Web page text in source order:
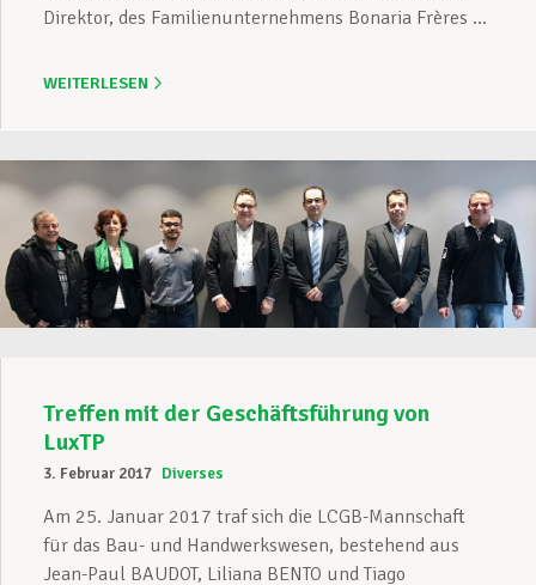
Direktor, des Familienunternehmens Bonaria Frères ...
WEITERLESEN
Treffen mit der Geschäftsführung von
LuxTP
3. Februar 2017 Diverses
Am 25. Januar 2017 traf sich die LCGB-Mannschaft
für das Bau- und Handwerkswesen, bestehend aus
Jean-Paul BAUDOT, Liliana BENTO und Tiago